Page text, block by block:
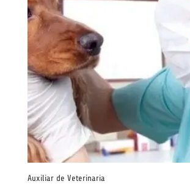
Auxiliar de Veterinaria